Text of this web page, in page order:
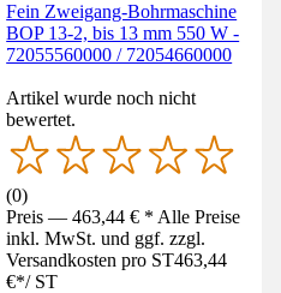
Fein Zweigang-Bohrmaschine
BOP 13-2, bis 13 mm 550 W -
72055560000 / 72054660000
Artikel wurde noch nicht
bewertet.
(0)
Preis — 463,44 € * Alle Preise
inkl. MwSt. und ggf. zzgl.
Versandkosten pro ST463,44
€*/ ST